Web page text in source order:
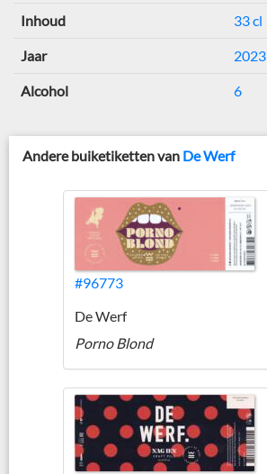
Inhoud 33 cl
Jaar 2023
Alcohol 6
Andere buiketiketten van De Werf
#96773
De Werf
Porno Blond